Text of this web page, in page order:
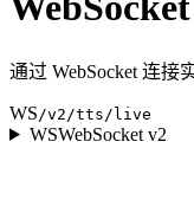
通过 WebSocket 连
WS /v2/tts/live
WSWebSocket v2